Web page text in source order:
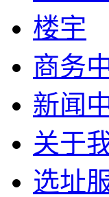
楼宇
商务
新闻
关于
选址